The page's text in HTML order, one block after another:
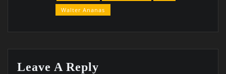
Walter Ananas
Leave A Reply